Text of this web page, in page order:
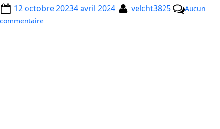
12 octobre 20234 avril 2024 velcht3825
Aucun
commentaire